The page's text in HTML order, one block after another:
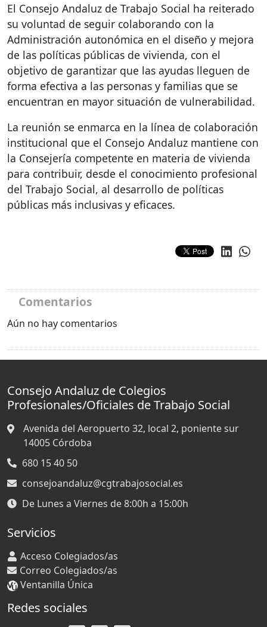
El Consejo Andaluz de Trabajo Social ha reiterado
su voluntad de seguir colaborando con la
Administración autonómica en el diseño y mejora
de las políticas públicas de vivienda, con el
objetivo de garantizar que las ayudas lleguen de
forma efectiva a las personas y familias que se
encuentran en mayor situación de vulnerabilidad.
La reunión se enmarca en la línea de colaboración
institucional que el Consejo Andaluz mantiene con
la Consejería competente en materia de vivienda
para contribuir, desde el conocimiento profesional
del Trabajo Social, al desarrollo de políticas
públicas más inclusivas y eficaces.
Comentarios
Aún no hay comentarios
Consejo Andaluz de Colegios
Profesionales/Oficiales de Trabajo Social
Avenida del Aeropuerto 32, local 2, poniente sur
14005 Córdoba
680 15 40 50
consejoandaluz@cgtrabajosocial.es
De Lunes a Viernes de 8:00h a 15:00h
Servicios
Acceso Colegiados/as
Correo Colegiados/as
Ventanilla Única
Redes sociales